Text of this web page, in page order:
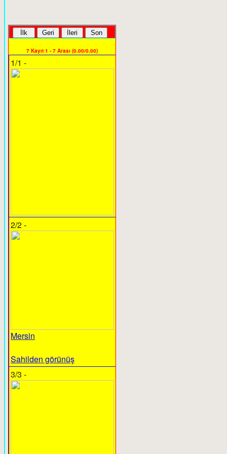
7 Kayıt 1 - 7 Arası (0.00/0.00)
1/1 -
2/2 -
Mersin
Sahilden görünüş
3/3 -